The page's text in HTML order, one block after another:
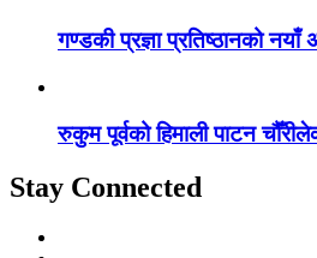
गण्डकी प्रज्ञा प्रतिष्ठानको
रुकुम पूर्वको हिमाली पाटन
Stay Connected